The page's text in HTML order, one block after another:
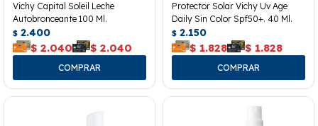
Vichy Capital Soleil Leche
Autobronceante 100 Ml.
$ 2.400
$ 2.040 $ 2.040
Protector Solar Vichy Uv Age
Daily Sin Color Spf50+. 40 Ml.
$ 2.150
$ 1.828 $ 1.828